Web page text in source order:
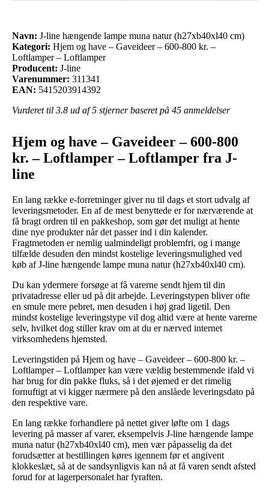
Navn: J-line hængende lampe muna natur (h27xb40xl40 cm)
Kategori: Hjem og have – Gaveideer – 600-800 kr. –
Loftlamper – Loftlamper
Producent: J-line
Varenummer: 311341
EAN: 5415203914392
Vurderet til 3.8 ud af 5 stjerner baseret på 45 anmeldelser
Hjem og have – Gaveideer – 600-800
kr. – Loftlamper – Loftlamper fra J-
line
En lang række e-forretninger giver nu til dags et stort udvalg af
leveringsmetoder. En af de mest benyttede er for nærværende at
få bragt ordren til en pakkeshop, som gør det muligt at hente
dine nye produkter når det passer ind i din kalender.
Fragtmetoden er nemlig ualmindeligt problemfri, og i mange
tilfælde desuden den mindst kostelige leveringsmulighed ved
køb af J-line hængende lampe muna natur (h27xb40xl40 cm).
Du kan ydermere forsøge at få varerne sendt hjem til din
privatadresse eller ud på dit arbejde. Leveringstypen bliver ofte
en smule mere pebret, men desuden i høj grad ligetil. Den
mindst kostelige leveringstype vil dog altid være at hente varerne
selv, hvilket dog stiller krav om at du er nærved internet
virksomhedens hjemsted.
Leveringstiden på Hjem og have – Gaveideer – 600-800 kr. –
Loftlamper – Loftlamper kan være vældig bestemmende ifald vi
har brug for din pakke fluks, så i det øjemed er det rimelig
fornuftigt at vi kigger nærmere på den anslåede leveringsdato på
den respektive vare.
En lang række forhandlere på nettet giver løfte om 1 dags
levering på masser af varer, eksempelvis J-line hængende lampe
muna natur (h27xb40xl40 cm), men vær påpasselig da det
forudsætter at bestillingen køres igennem før et angivent
klokkeslæt, så at de sandsynligvis kan nå at få varen sendt afsted
forud for at lagerpersonalet har fyraften.